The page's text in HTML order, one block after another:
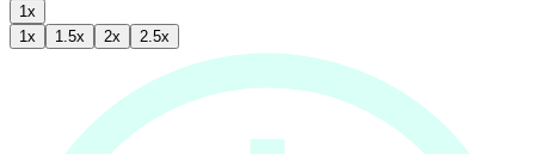
1x
1x 1.5x 2x 2.5x